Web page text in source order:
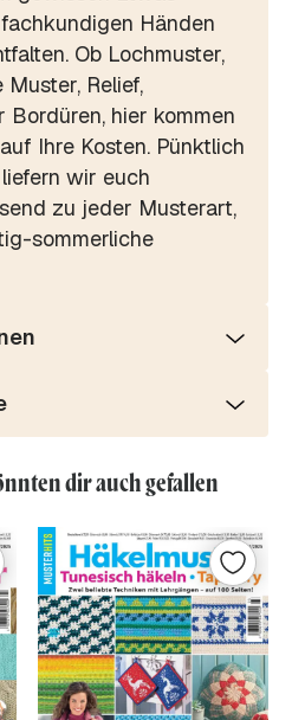
Händen
Ob Lochmuster,
Relief,
Bordüren, hier kommen
Ihre Kosten. Pünktlich
wir euch
zu jeder Musterart,
sommerliche
dir auch gefallen